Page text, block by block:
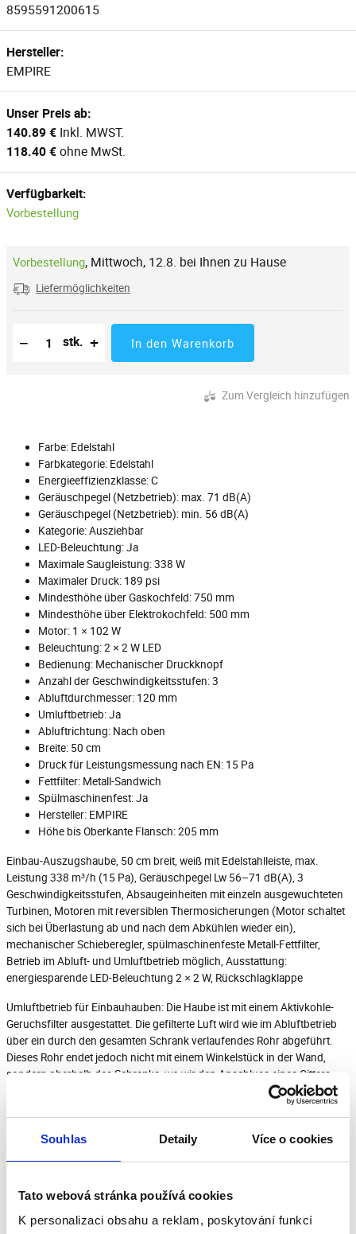
Souhlas Detaily Více o cookies
Tato webová stránka používá cookies
K personalizaci obsahu a reklam, poskytování funkcí
8595591200615
Hersteller:
EMPIRE
Unser Preis ab:
140.89 € Inkl. MWST.
118.40 €ohne MwSt.
Verfügbarkeit:
Vorbestellung
Vorbestellung, Mittwoch, 12.8. bei Ihnen zu Hause
Liefermöglichkeiten
−
Reduzierung der Menge
Anzahl der Stücke
stk. + In den Warenkorb
Zum Vergleich hinzufügen
Farbe: Edelstahl
Farbkategorie: Edelstahl
Energieeffizienzklasse: C
Geräuschpegel (Netzbetrieb): max. 71 dB(A)
Geräuschpegel (Netzbetrieb): min. 56 dB(A)
Kategorie: Ausziehbar
LED-Beleuchtung: Ja
Maximale Saugleistung: 338 W
Maximaler Druck: 189 psi
Mindesthöhe über Gaskochfeld: 750 mm
Mindesthöhe über Elektrokochfeld: 500 mm
Motor: 1 × 102 W
Beleuchtung: 2 × 2 W LED
Bedienung: Mechanischer Druckknopf
Anzahl der Geschwindigkeitsstufen: 3
Abluftdurchmesser: 120 mm
Umluftbetrieb: Ja
Abluftrichtung: Nach oben
Breite: 50 cm
Druck für Leistungsmessung nach EN: 15 Pa
Fettfilter: Metall-Sandwich
Spülmaschinenfest: Ja
Hersteller: EMPIRE
Höhe bis Oberkante Flansch: 205 mm
Einbau-Auszugshaube, 50 cm breit, weiß mit Edelstahlleiste, max.
Leistung 338 m³/h (15 Pa), Geräuschpegel Lw 56–71 dB(A), 3
Geschwindigkeitsstufen, Absaugeinheiten mit einzeln ausgewuchteten
Turbinen, Motoren mit reversiblen Thermosicherungen (Motor schaltet
sich bei Überlastung ab und nach dem Abkühlen wieder ein),
mechanischer Schieberegler, spülmaschinenfeste Metall-Fettfilter,
Betrieb im Abluft- und Umluftbetrieb möglich, Ausstattung:
energiesparende LED-Beleuchtung 2 × 2 W, Rückschlagklappe
Umluftbetrieb für Einbauhauben: Die Haube ist mit einem Aktivkohle-
Geruchsfilter ausgestattet. Die gefilterte Luft wird wie im Abluftbetrieb
über ein durch den gesamten Schrank verlaufendes Rohr abgeführt.
Dieses Rohr endet jedoch nicht mit einem Winkelstück in der Wand,
sondern oberhalb des Schranks, wo wir den Anschluss eines Gitters
Die Maßzeichnung und die darin enthaltenen Daten entsprechen den
Vorgaben für die Schrankfertigung. Die Fotos der Motorhauben dienen
Herunterladen